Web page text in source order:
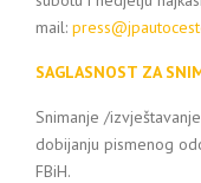
mail:
SAGLASNOST ZA
Snimanje /
dobijanju pismenog
FBiH.